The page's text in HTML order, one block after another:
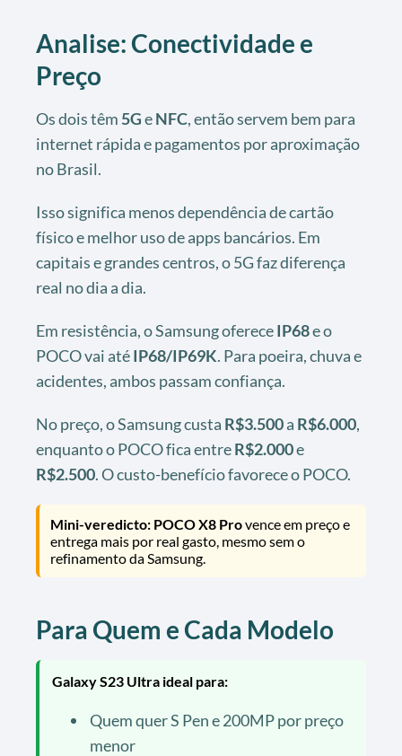
Analise: Conectividade e
Preço
Os dois têm 5GeNFC, então servem bem para
internet rápida e pagamentos por aproximação
no Brasil.
Isso significa menos dependência de cartão
físico e melhor uso de apps bancários. Em
capitais e grandes centros, o 5G faz diferença
real no dia a dia.
Em resistência, o Samsung ofereceIP68e o
POCO vai atéIP68/IP69K. Para poeira, chuva e
acidentes, ambos passam confiança.
No preço, o Samsung custa R$3.500a R$6.000,
enquanto o POCO fica entreR$2.000e
R$2.500. O custo-benefício favorece o POCO.
Mini-veredicto: POCO X8 Provence em preço e
entrega mais por real gasto, mesmo sem o
refinamento da Samsung.
Para Quem e Cada Modelo
Galaxy S23 Ultra ideal para:
Quem quer S Pen e 200MP por preço
menor